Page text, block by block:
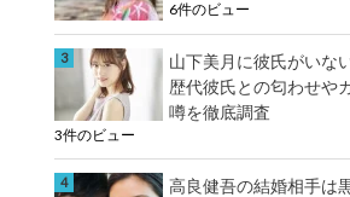
6件のビュー
山下美月に彼氏がいな
歴代彼氏との匂わせや
噂を徹底調査
3件のビュー
高良健吾の結婚相手は